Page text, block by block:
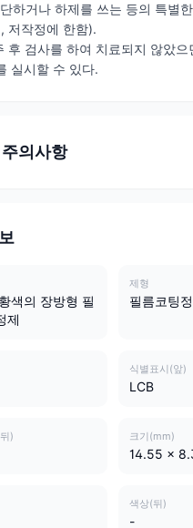
하거나 하제를 쓰는 등의 특별
저작정에 한함).
후 검사를 하여 치료되지 않았으
실시할 수 있다.
의사항
색의 장방형 필
제
제형
필름코팅정
식별표시(앞)
LCB
) 크기(mm)
14.55 x
색상(뒤)
-